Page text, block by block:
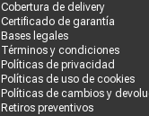
Cobertura de delivery
Certificado de garantía
Bases legales
Términos y condiciones
Políticas de privacidad
Políticas de uso de cookies
Políticas de cambios y
Retiros preventivos